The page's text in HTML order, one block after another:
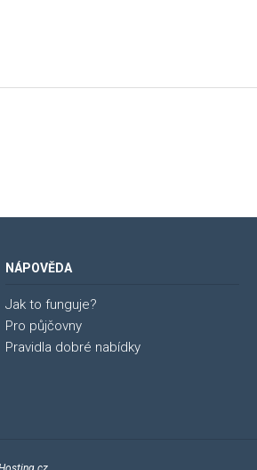
NÁPOVĚDA
Jak to funguje?
Pro půjčovny
Pravidla dobré nabídky